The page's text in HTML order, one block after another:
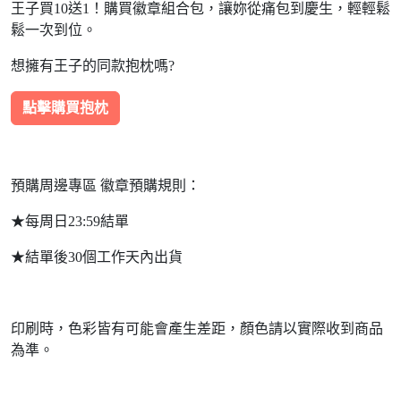
王子買10送1！購買徽章組合包，讓妳從痛包到慶生，輕輕鬆
鬆一次到位。
想擁有王子的同款抱枕嗎?
點擊購買抱枕
預購周邊專區 徽章預購規則：
★每周日23:59結單
★結單後30個工作天內出貨
印刷時，色彩皆有可能會產生差距，顏色請以實際收到商品
為準。